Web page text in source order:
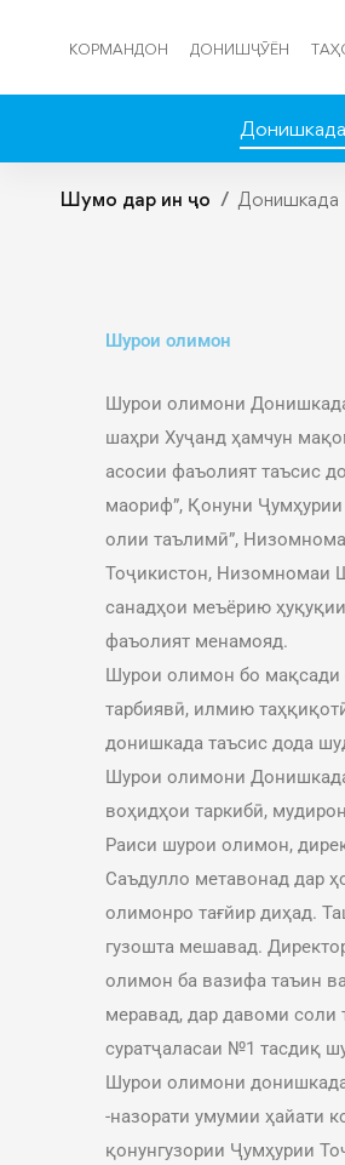
КОРМАНДОН ДОНИШҶӮЁН
Донишкада
Шумо дар ин ҷо Донишкада
Шурои олимон
Шурои олимони
шаҳри Хуҷанд ҳамчун
асосии фаъолият таъсис
маориф”, Қонуни Ҷумҳурии
олии таълимӣ”,
Тоҷикистон, Низомномаи
санадҳои меъёрию
фаъолият менамояд.
Шурои олимон бо мақсади
тарбиявӣ, илмию
донишкада таъсис дода
Шурои олимони Донишкада
воҳидҳои таркибӣ,
Раиси шурои олимон,
Саъдулло метавонад дар
олимонро тағйир диҳад.
гузошта мешавад.
олимон ба вазифа таъин
меравад, дар давоми соли
суратҷаласаи №1 тасдиқ
Шурои олимони
-назорати умумии ҳайати
қонунгузории Ҷумҳурии